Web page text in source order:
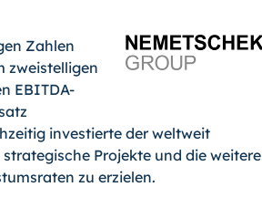
Zahlen
zweistelligen
EBITDA-
investierte der weltweit
Projekte und die weitere
zu erzielen.